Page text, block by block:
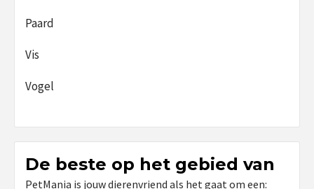
Paard
Vis
Vogel
De beste op het gebied van
PetMania is jouw dierenvriend als het gaat om een: